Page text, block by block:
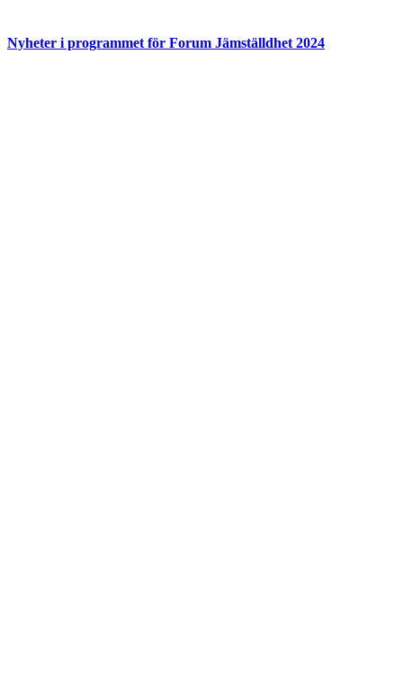
Nyheter i programmet för Forum Jämställdhet 2024